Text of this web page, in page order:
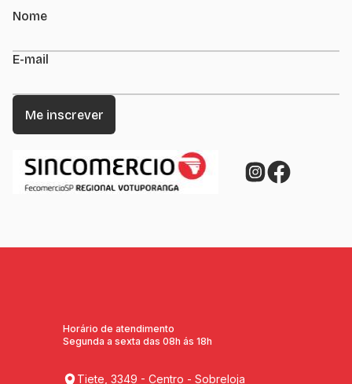
Nome
E-mail
Horário de atendimento
Segunda a sexta das 08h ás 18h
Tiete, 3349 - Centro - Sobreloja